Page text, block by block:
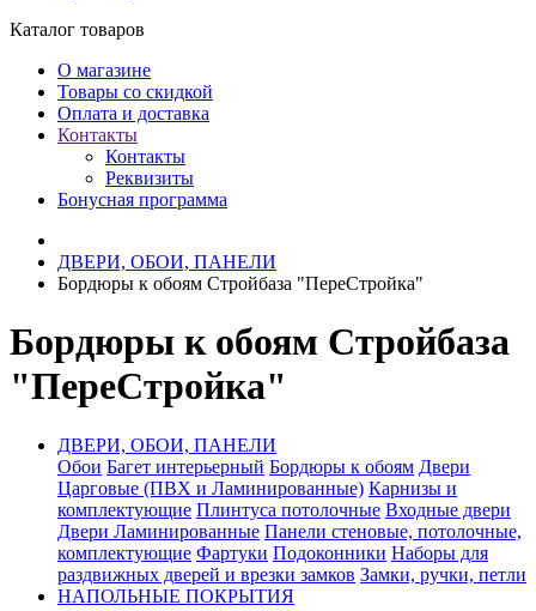
Каталог товаров
О магазине
Товары со скидкой
Оплата и доставка
Контакты
Контакты
Реквизиты
Бонусная программа
ДВЕРИ, ОБОИ, ПАНЕЛИ
Бордюры к обоям Стройбаза "ПереСтройка"
Бордюры к обоям Стройбаза
"ПереСтройка"
ДВЕРИ, ОБОИ, ПАНЕЛИ
Обои Багет интерьерный Бордюры к обоям Двери
Царговые (ПВХ и Ламинированные) Карнизы и
комплектующие Плинтуса потолочные Входные двери
Двери Ламинированные Панели стеновые, потолочные,
комплектующие Фартуки Подоконники Наборы для
раздвижных дверей и врезки замков Замки, ручки, петли
НАПОЛЬНЫЕ ПОКРЫТИЯ